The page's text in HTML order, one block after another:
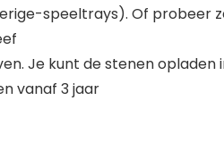
speeltrays). Of probeer
Je kunt de stenen opladen
vanaf 3 jaar